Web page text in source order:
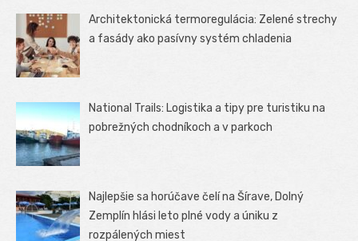
Architektonická termoregulácia: Zelené strechy
a fasády ako pasívny systém chladenia
National Trails: Logistika a tipy pre turistiku na
pobrežných chodníkoch a v parkoch
Najlepšie sa horúčave čelí na Šírave, Dolný
Zemplín hlási leto plné vody a úniku z
rozpálených miest